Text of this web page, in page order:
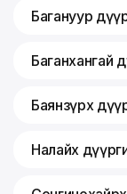
Багануур
Баганхангай
Баянзүрх
Налайх